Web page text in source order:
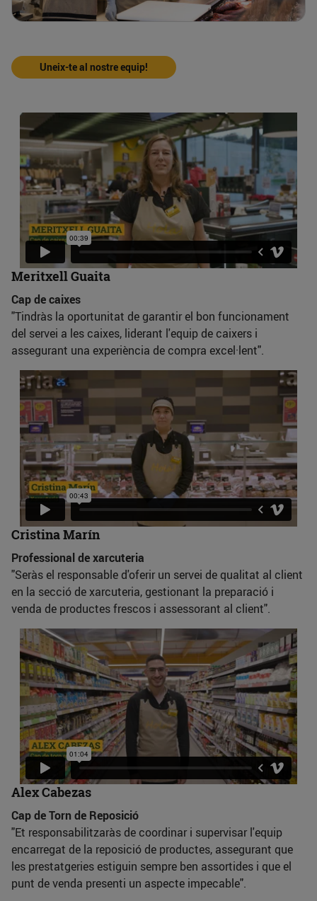
Uneix-te al nostre equip!
Meritxell Guaita
Cap de caixes
"Tindràs la oportunitat de garantir el bon funcionament
del servei a les caixes, liderant l'equip de caixers i
assegurant una experiència de compra excel·lent".
Cristina Marín
Professional de xarcuteria
"Seràs el responsable d'oferir un servei de qualitat al client
en la secció de xarcuteria, gestionant la preparació i
venda de productes frescos i assessorant al client".
Alex Cabezas
Cap de Torn de Reposició
"Et responsabilitzaràs de coordinar i supervisar l'equip
encarregat de la reposició de productes, assegurant que
les prestatgeries estiguin sempre ben assortides i que el
punt de venda presenti un aspecte impecable".